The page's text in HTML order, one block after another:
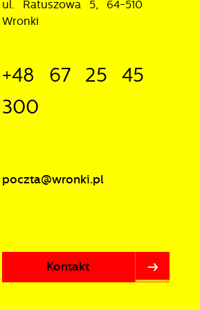
ul. Ratuszowa 5, 64-510
Wronki
+48 67 25 45
300
poczta@wronki.pl
Kontakt